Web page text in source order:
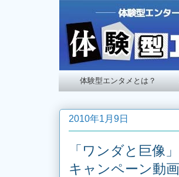
体験型エンタメとは？
2010年1月9日
「ワンダと巨像
キャンペーン動画